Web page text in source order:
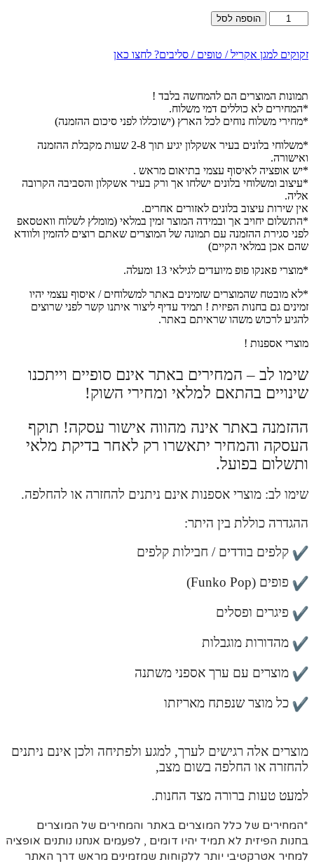
כמות
של
959
הוספה לסל
זקוקים למגן אקריל / טופים / סליבים? לחצו כאן
תמונות המוצרים הם להמחשה בלבד !
*המחירים לא כוללים דמי משלוח.
*מחירי משלוח נוחים לכל הארץ (ישוכללו לפני סיכום ההזמנה)
*משלוחי בלונים בעיר אשקלון יגיע תוך 2-8 שעות מקבלת ההזמנה
ואישורה.
*יש אופציה לאיסוף עצמי בתיאום מראש .
*עיצוב ומשלוחי בלונים ישלחו אך ורק בעיר אשקלון והסביבה הקרובה
אליה.
אין שירות עיצוב בלונים לאזורים אחרים.
*התשלום יחויב אך ובמידה המוצר זמין במלאי (מומלץ לשלוח וואטסאפ
לפני סגירת ההזמנה עם תמונה של המוצרים שאתם רוצים להזמין ולוודא
שהם אכן במלאי הקיים)
*מוצרי פאנקו פופ מיועדים לגילאי 13 ומעלה.
*לא מובטח שהמוצרים שזמינים באתר למשלוחים / איסוף עצמי יהיו
זמינים גם בחנות הפיזית ! תמיד עדיף ליצור איתנו קשר לפני שרוצים
להגיע לרכוש משהו שראיתם באתר.
מוצרי אספנות !
שימו לב – המחירים באתר אינם סופיים וייתכנו
שינויים בהתאם למלאי ומחירי השוק!
ההזמנה באתר אינה מהווה אישור עסקה! תוקף
העסקה והמחיר יתאשרו רק לאחר בדיקת מלאי
ותשלום בפועל.
שימו לב: מוצרי אספנות אינם ניתנים להחזרה או להחלפה.
ההגדרה כוללת בין היתר:
קלפים בודדים / חבילות קלפים
פופים (Funko Pop)
פיגרים ופסלים
מהדורות מוגבלות
מוצרים עם ערך אספני משתנה
כל מוצר שנפתח מאריזתו
מוצרים אלה רגישים לערך, למגע ולפתיחה ולכן אינם ניתנים
להחזרה או החלפה בשום מצב,
למעט טעות ברורה מצד החנות.
*המחירים של כלל המוצרים באתר והמחירים של המוצרים
בחנות הפיזית לא תמיד יהיו דומים , לפעמים אנחנו נותנים אופציה
למחיר אטרקטיבי יותר ללקוחות שמזמינים מראש דרך האתר